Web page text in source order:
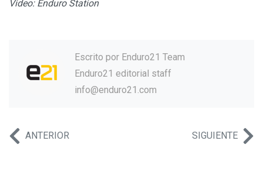
Video: Enduro Station
Escrito por Enduro21 Team
Enduro21 editorial staff
info@enduro21.com
ANTERIOR SIGUIENTE